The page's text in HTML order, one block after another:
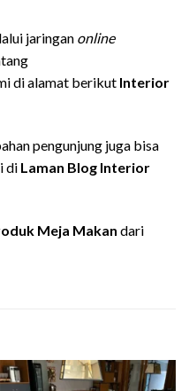
jaringan online
di alamat berikut Interior
pengunjung juga bisa
di Laman Blog Interior
Meja Makan dari